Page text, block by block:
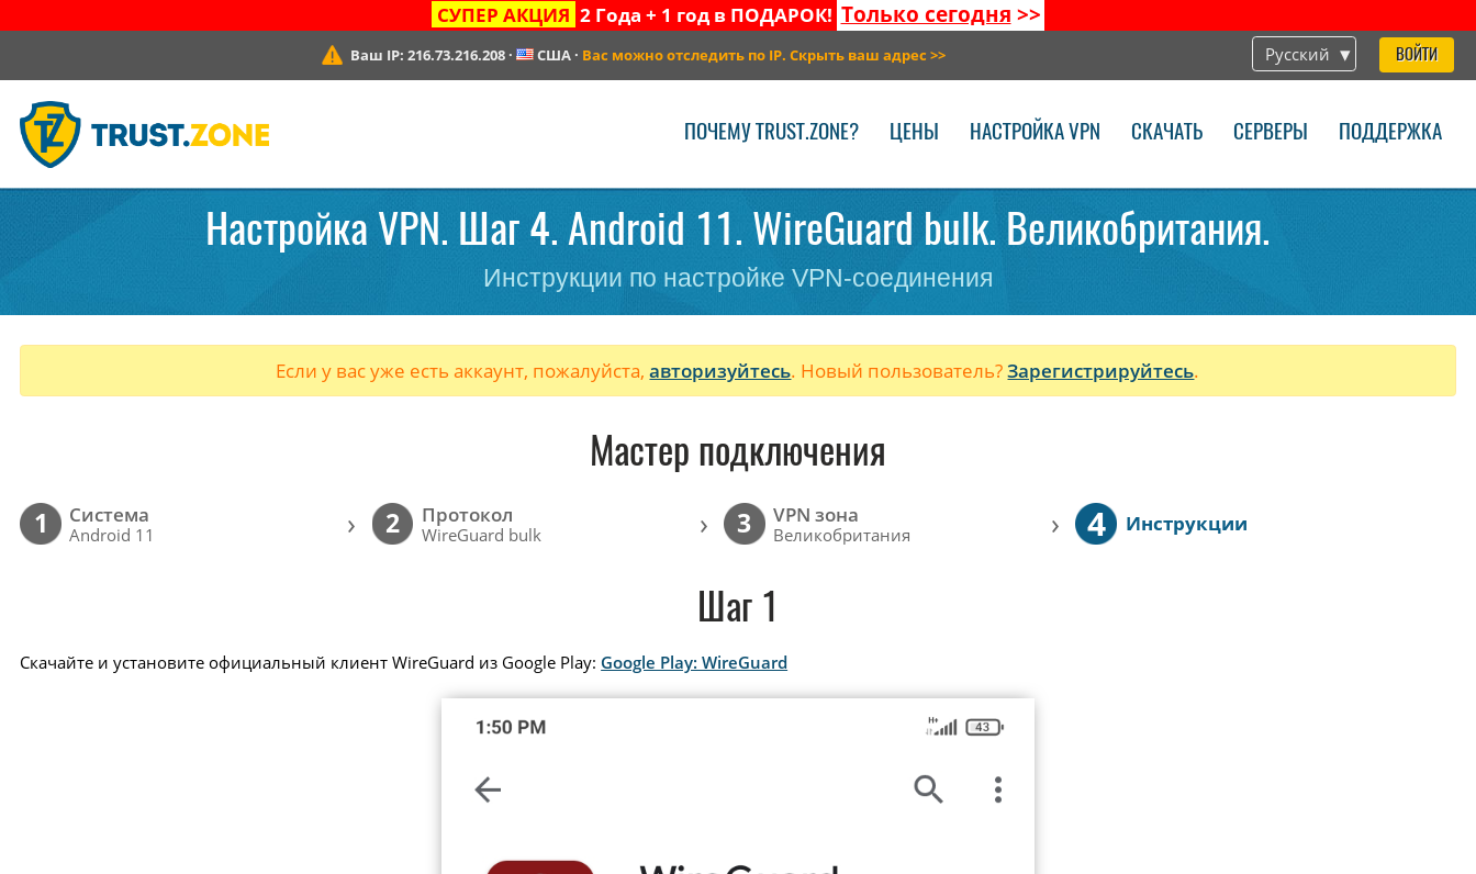
СУПЕР АКЦИЯ 2 Года + 1 год в ПОДАРОК! Только сегодня >>
Русский ВОЙТИ
Ваш IP:216.73.216.208 · США· Вас можно отследить по IP. Скрыть ваш адрес >>
ПОЧЕМУ TRUST.ZONE? ЦЕНЫ НАСТРОЙКА VPN СКАЧАТЬ СЕРВЕРЫ ПОДДЕРЖКА
Настройка VPN. Шаг 4. Android 11. WireGuard bulk. Великобритания.
Инструкции по настройке VPN-соединения
Если у вас уже есть аккаунт, пожалуйста,авторизуйтесь. Новый пользователь?Зарегистрируйтесь.
Мастер подключения
1 Cистема
Android 11 › 2 Протокол
WireGuard bulk › 3 VPN зона
Великобритания › 4 Инструкции
Шаг 1
Скачайте и установите официальный клиент WireGuard из Google Play: Google Play: WireGuard